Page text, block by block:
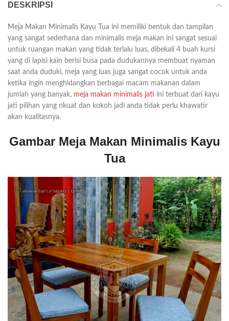
DESKRIPSI
Meja Makan Minimalis Kayu Tua ini memiliki bentuk dan tampilan
yang sangat sederhana dan minimalis meja makan ini sangat sesuai
untuk ruangan makan yang tidak terlalu luas, dibekali 4 buah kursi
yang di lapisi kain berisi busa pada dudukannya membuat nyaman
saat anda duduki, meja yang luas juga sangat cocok untuk anda
ketika ingin menghidangkan berbagai macam makanan dalam
jumlah yang banyak, meja makan minimalis jati ini terbuat dari kayu
jati pilihan yang nkuat dan kokoh jadi anda tidak perlu khawatir
akan kualitasnya.
Gambar Meja Makan Minimalis Kayu
Tua